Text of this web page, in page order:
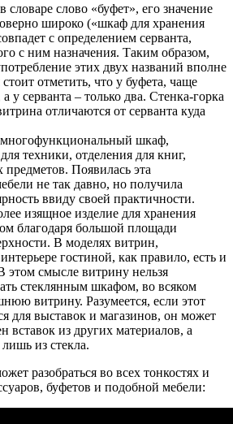
словаре слово «буфет», его значение
широко («шкаф для хранения
с определением серванта,
с ним назначения. Таким образом,
этих двух названий вполне
отметить, что у буфета, чаще
а у серванта – только два. Стенка-горка
отличаются от серванта куда
многофункциональный шкаф,
техники, отделения для книг,
Появилась эта
не так давно, но получила
ввиду своей практичности.
изящное изделие для хранения
благодаря большой площади
В моделях витрин,
гостиной, как правило, есть и
этом смысле витрину нельзя
стеклянным шкафом, во всяком
витрину. Разумеется, если этот
для выставок и магазинов, он может
вставок из других материалов, а
лишь из стекла.
разобраться во всех тонкостях и
буфетов и подобной мебели: